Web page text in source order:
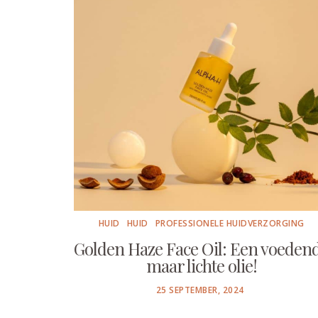
HUID HUID PROFESSIONELE HUIDVERZORGING
Golden Haze Face Oil: Een
maar lichte olie!
POSTED
25 SEPTEMBER, 2024